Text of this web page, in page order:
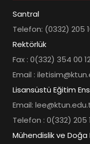
Santral
Telefon: (0332) 205
Rektörlük
Fax : 0(332) 354 00
Email :
Lisansüstü Eğitim
Email:
Telefon : 0(332) 205
Mühendislik ve Doğa